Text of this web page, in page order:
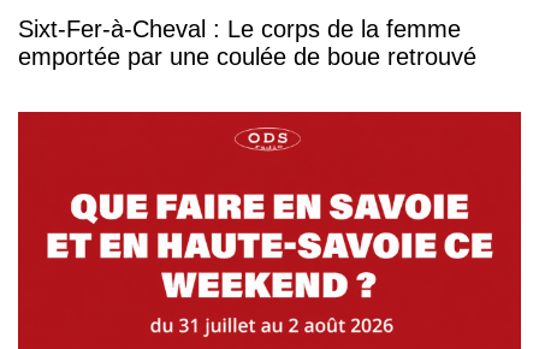
Sixt-Fer-à-Cheval : Le corps de la femme
emportée par une coulée de boue retrouvé